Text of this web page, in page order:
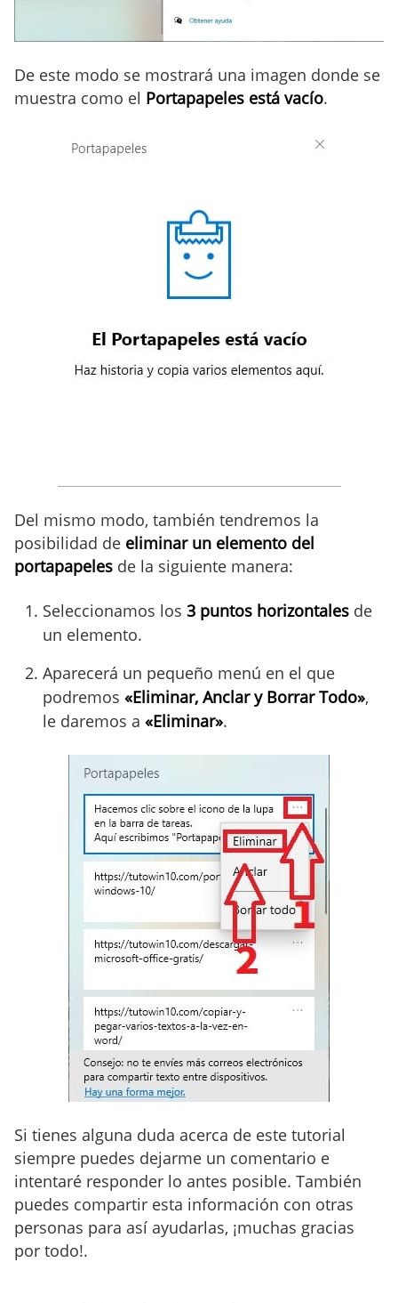
De este modo se mostrará una imagen donde se
muestra como el Portapapeles está vacío.
Del mismo modo, también tendremos la
posibilidad de eliminar un elemento del
portapapeles de la siguiente manera:
Seleccionamos los 3 puntos horizontales de
un elemento.
Aparecerá un pequeño menú en el que
podremos «Eliminar, Anclar y Borrar Todo»,
le daremos a «Eliminar».
Si tienes alguna duda acerca de este tutorial
siempre puedes dejarme un comentario e
intentaré responder lo antes posible. También
puedes compartir esta información con otras
personas para así ayudarlas, ¡muchas gracias
por todo!.